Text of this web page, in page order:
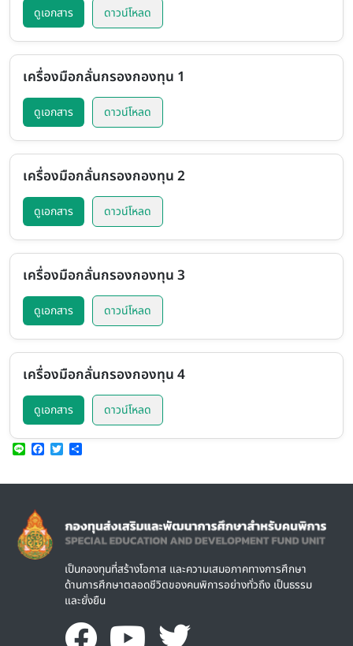
ดูเอกสาร ดาวน์โหลด
เครื่องมือกลั่นกรองกองทุน 1
ดูเอกสาร ดาวน์โหลด
เครื่องมือกลั่นกรองกองทุน 2
ดูเอกสาร ดาวน์โหลด
เครื่องมือกลั่นกรองกองทุน 3
ดูเอกสาร ดาวน์โหลด
เครื่องมือกลั่นกรองกองทุน 4
ดูเอกสาร ดาวน์โหลด
Line Facebook
Twitter
Image
เป็นกองทุนที่สร้างโอกาส และความเสมอภาคทางการศึกษา
ด้านการศึกษาตลอดชีวิตของคนพิการอย่างทั่วถึง เป็นธรรม
และยั่งยืน